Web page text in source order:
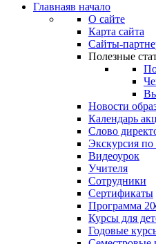
Главнаяв начало
О сайте
Карта сайта
Сайты-
Полезные
Новости
Календарь
Слово
Экскурсия
Видеоурок
Учителя
Сотрудники
Сертификаты
Программа
Курсы для
Годовые